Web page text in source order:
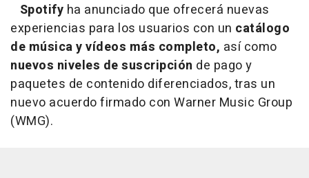
Spotify ha anunciado que ofrecerá nuevas
experiencias para los usuarios con un catálogo
de música y vídeos más completo, así como
nuevos niveles de suscripción de pago y
paquetes de contenido diferenciados, tras un
nuevo acuerdo firmado con Warner Music Group
(WMG).